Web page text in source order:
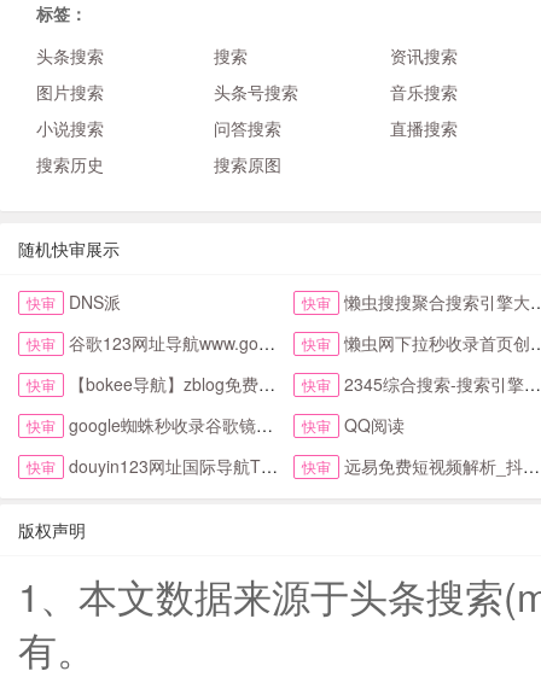
标签：
头条搜索
搜索
资讯搜索
图片搜索
头条号搜索
音乐搜索
小说搜索
问答搜索
直播搜索
搜索历史
搜索原图
随机快审展示
快审 DNS派 快审 懒虫搜搜聚合搜索引擎大全抖音头条综合搜索
快审 谷歌123网址导航www.google123.com.cn首页 快审 懒虫网下拉秒收录首页创新123网址导航首页
快审 【bokee导航】zblog免费自动收录检查反链 快审 2345综合搜索-搜索引擎大全-简易网址导航
快审 google蜘蛛秒收录谷歌镜像访问助手首页 快审 QQ阅读
快审 douyin123网址国际导航TikTok下拉首页 快审 远易免费短视频解析_抖音皮皮虾微视快手去水印
版权声明
1、本文数据来源于头条搜索
有。